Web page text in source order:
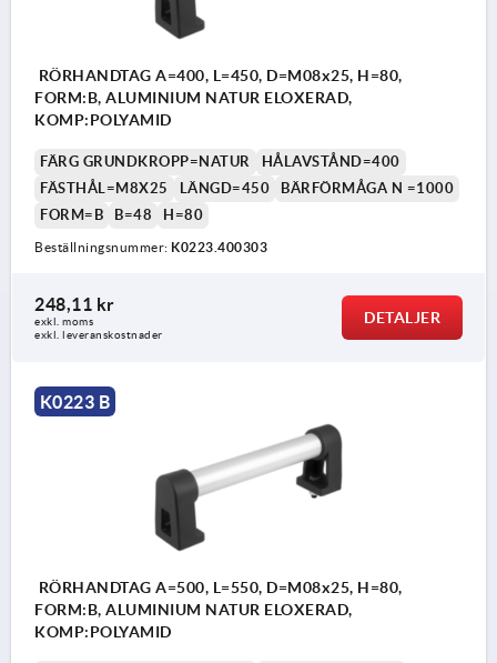
RÖRHANDTAG A=400, L=450, D=M08x25, H=80,
FORM:B, ALUMINIUM NATUR ELOXERAD,
KOMP:POLYAMID
FÄRG GRUNDKROPP=NATUR
HÅLAVSTÅND=400
FÄSTHÅL=M8X25
LÄNGD=450
BÄRFÖRMÅGA N =1000
FORM=B
B=48 H=80
Beställningsnummer: K0223.400303
248,11 kr
exkl. moms
exkl. leveranskostnader
DETALJER
K0223 B
RÖRHANDTAG A=500, L=550, D=M08x25, H=80,
FORM:B, ALUMINIUM NATUR ELOXERAD,
KOMP:POLYAMID